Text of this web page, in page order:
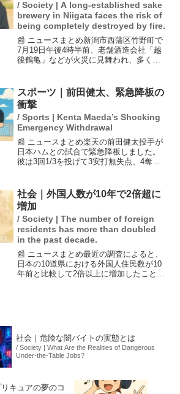
/ Society | A long-established sake
brewery in Niigata faces the risk of
being completely destroyed by fire.
📰 ニュースまとめ新潟市西蒲区竹野町で
7月19日午後4時半前、老舗酒造会社「越
後鶴亀」などが火災に見舞われ、多くの
ましたが、けが人はいなかったとのこと
です。消火活動は...
スポーツ｜前田健太、緊急降板の
衝撃
/ Sports | Kenta Maeda’s Shocking
Emergency Withdrawal
📰 ニュースまとめ楽天の前田健太投手が
日本ハムとの試合で緊急降板しました。
彼は3回1/3を投げて3安打無失点、4奪三
る姿が印象的でした。前田はNPBに復帰
してから384...
社会｜外国人数が10年で2倍超に
増加
/ Society | The number of foreign
residents has more than doubled
in the past decade.
📰 ニュースまとめ最近の調査によると、
日本の10道県における外国人住民数が10
年前と比較して2倍以上に増加したことが
社会｜危険な闇バイトの実態とは
/ Society | What Are the Realities of Dangerous
Under-the-Table Jobs?
キュアの夢のコ